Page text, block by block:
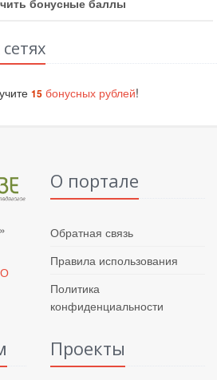
бонусные баллы
15 бонусных рублей!
О портале
Обратная связь
Правила использования
Политика
конфиденциальности
Проекты